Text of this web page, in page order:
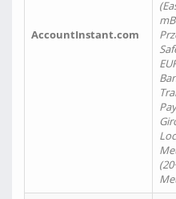
AccountInstant.com